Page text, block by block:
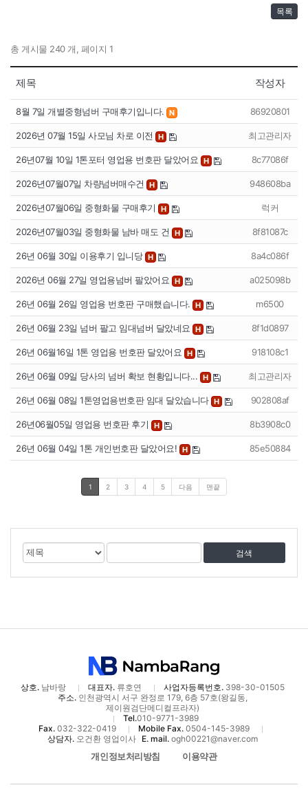
목록
총 게시물 240 개, 페이지 1
제목 작성자
8월 7일 개별중형넘버 구매후기입니다. N 86920801
2026년 07월 15일 사모님 차로 이전 H 최고관리자
26년07월 10일 1톤포터 영업용 번호판 달았어요 H 8c77086f
2026년07월07일 차량넘버매수건 H 948608ba
2026년07월06일 중형화물 구매후기 H 럭커
2026년07월03일 중형화물 남바 매도 건 H 8f81087c
26년 06월 30일 이용후기 입니당 H 8a4c086f
2026년 06월 27일 영업용넘버 팔았어요 H a025098b
26년 06월 26일 영업용 번호판 구매했습니다. H m6500
26년 06월 23일 넘버 팔고 임대넘버 달았네요 H 8f1d0897
26년 06월16일 1톤 영업용 번호판 달았어요 H 918108c1
26년 06월 09일 당사의 넘버 확보 현황입니다... H 최고관리자
26년 06월 08일 1톤영업용번호판 임대 달았습니다 H 902808af
26년06월05일 영업용 번호판 후기 H 8b3908c0
26년 06월 04일 1톤 개인번호판 달았어요! H 85e50884
1 2 3 4 5 다음 맨끝
게
물
검
색
대
검
어
상호.남바랑 대표자.류호연 사업자등록번호.398-30-01505
주소.인천광역시 서구 완정로 179, 6층 57호(왕길동,
제이원검단메디컬프라자)
Tel.010-9771-3989
Fax. 032-322-0419 Mobile Fax. 0504-145-3989
상담자.오건환 영업이사 E. mail.ogh00221@naver.com
개인정보처리방침 이용약관